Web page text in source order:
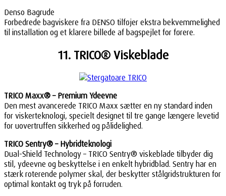
Denso Bagrude
Forbedrede bagviskere fra DENSO tilføjer ekstra bekvemmelighed
til installation og et klarere billede af bagspejlet for førere.
11. TRICO® Viskeblade
TRICO Maxx® – Premium Ydeevne
Den mest avancerede TRICO Maxx sætter en ny standard inden
for viskerteknologi, specielt designet til tre gange længere levetid
for uovertruffen sikkerhed og pålidelighed.
TRICO Sentry® – Hybridteknologi
Dual-Shield Technology – TRICO Sentry® viskeblade tilbyder dig
stil, ydeevne og beskyttelse i en enkelt hybridblad. Sentry har en
stærk roterende polymer skal, der beskytter stålgridstrukturen for
optimal kontakt og tryk på forruden.